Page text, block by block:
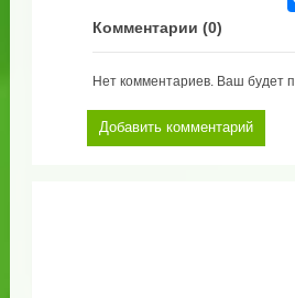
Комментарии (0)
Нет комментариев. Ваш будет
Добавить комментарий